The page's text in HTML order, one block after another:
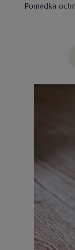
Pomadka